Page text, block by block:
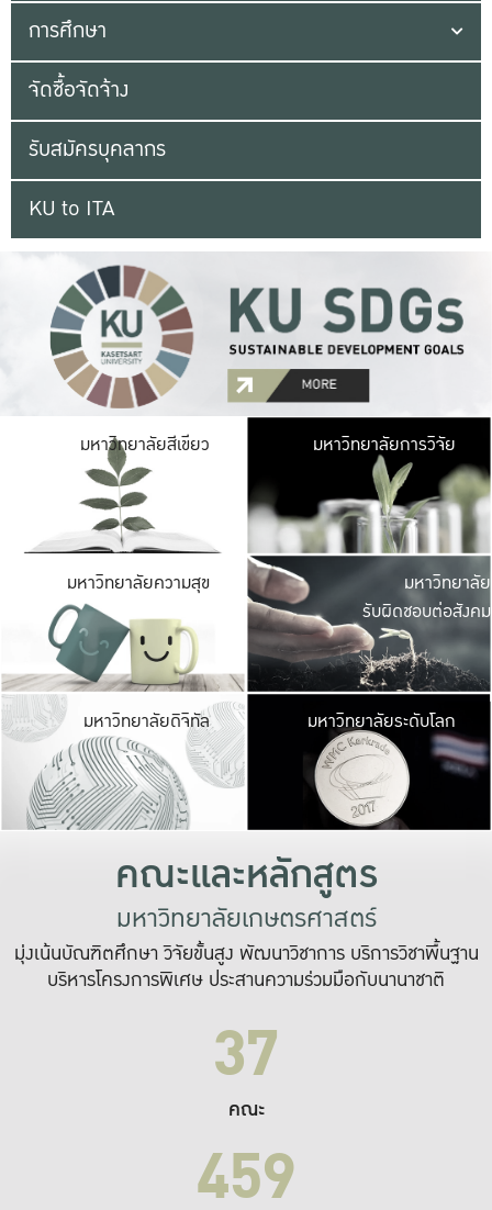
การศึกษา
จัดซื้อจัดจ้าง
รับสมัครบุคลากร
KU to ITA
มหาวิทยาลัยสีเขียว มหาวิ
มีพื้นที่เขียวสดใส
เป็นป่าในเมือง เกษต
มหาวิทยาลัยการวิจัย
มหาวิทยาลัยความสุข มหาวิ
ค
เปิดประ
และพบเรื่องราวใ
มหาวิทยาลัย
รับผิดชอบต่อสังคม
มหาวิทยาลัยดิจิทัล มหาวิ
เปลี่ยนแปลง แล
เพื่อทำง
ระบบสารสนเทศ
มหาวิทยาลัยระดับโลก
คณะและหลักสูตร
มหาวิทยาลัยเกษตรศาสตร์
มุ่งเน้นบัณฑิตศึกษา วิจัยขั้นสูง พัฒนาวิชาการ บริการวิชาพื้นฐาน
บริหารโครงการพิเศษ ประสานความร่วมมือกับนานาชาติ
37
คณะ
459